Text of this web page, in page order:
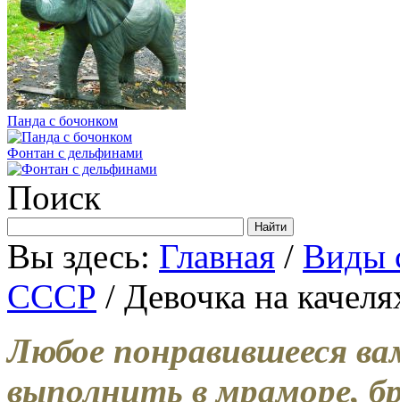
Панда с бочонком
Фонтан с дельфинами
Поиск
Вы здесь: Главная / Виды
СССР / Девочка на
Любое понравившееся
выполнить в мраморе,